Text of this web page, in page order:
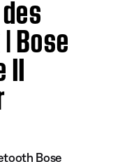
Bose
II
Bose